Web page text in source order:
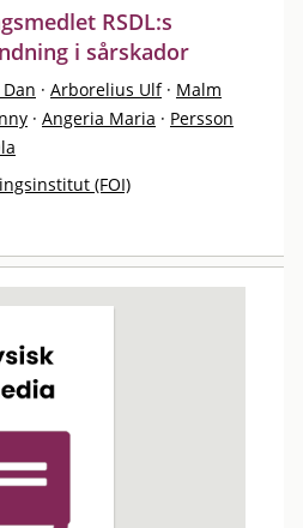
RSDL:s
i sårskador
· Arborelius Ulf · Malm
· Angeria Maria · Persson
(FOI)